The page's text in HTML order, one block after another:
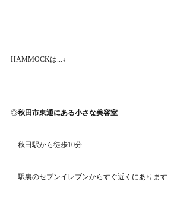
HAMMOCKは...↓
◎秋田市東通にある小さな美容室
秋田駅から徒歩10分
駅裏のセブンイレブンからすぐ近くにあります